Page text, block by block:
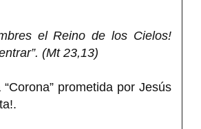
el Reino de los Cielos!
(Mt 23,13)
prometida por Jesús